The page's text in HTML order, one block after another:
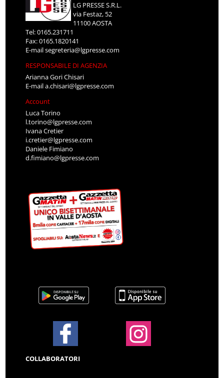
LG PRESSE S.R.L.
via Festaz, 52
11100 AOSTA
Tel: 0165.231711
Fax: 0165.1820141
E-mailsegreteria@lgpresse.com
RESPONSABILE DI AGENZIA
Arianna Gori Chisari
E-maila.chisari@lgpresse.com
Account
Luca Torino
l.torino@lgpresse.com
Ivana Cretier
i.cretier@lgpresse.com
Daniele Fimiano
d.fimiano@lgpresse.com
COLLABORATORI